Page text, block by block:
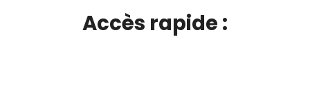
Accès rapide :